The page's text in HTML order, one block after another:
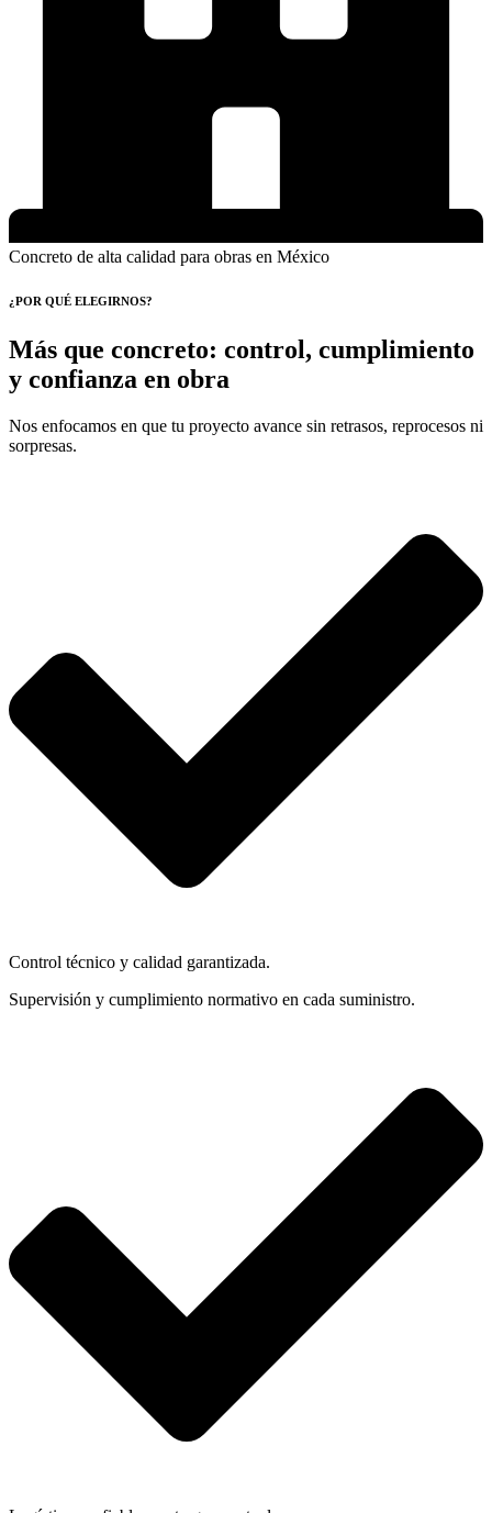
Concreto de alta calidad para obras en México
¿POR QUÉ ELEGIRNOS?
Más que concreto: control, cumplimiento
y confianza en obra
Nos enfocamos en que tu proyecto avance sin retrasos, reprocesos ni
sorpresas.
Control técnico y calidad garantizada.
Supervisión y cumplimiento normativo en cada suministro.